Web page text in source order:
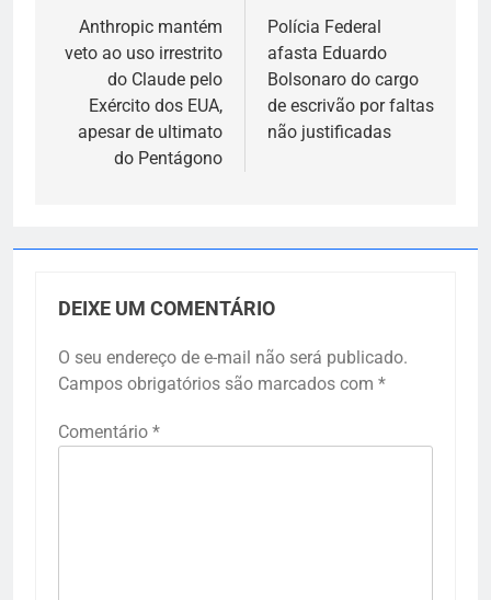
de
Post
Anthropic mantém
veto ao uso irrestrito
do Claude pelo
Exército dos EUA,
apesar de ultimato
do Pentágono
Polícia Federal
afasta Eduardo
Bolsonaro do cargo
de escrivão por faltas
não justificadas
DEIXE UM COMENTÁRIO
O seu endereço de e-mail não será publicado.
Campos obrigatórios são marcados com *
Comentário *